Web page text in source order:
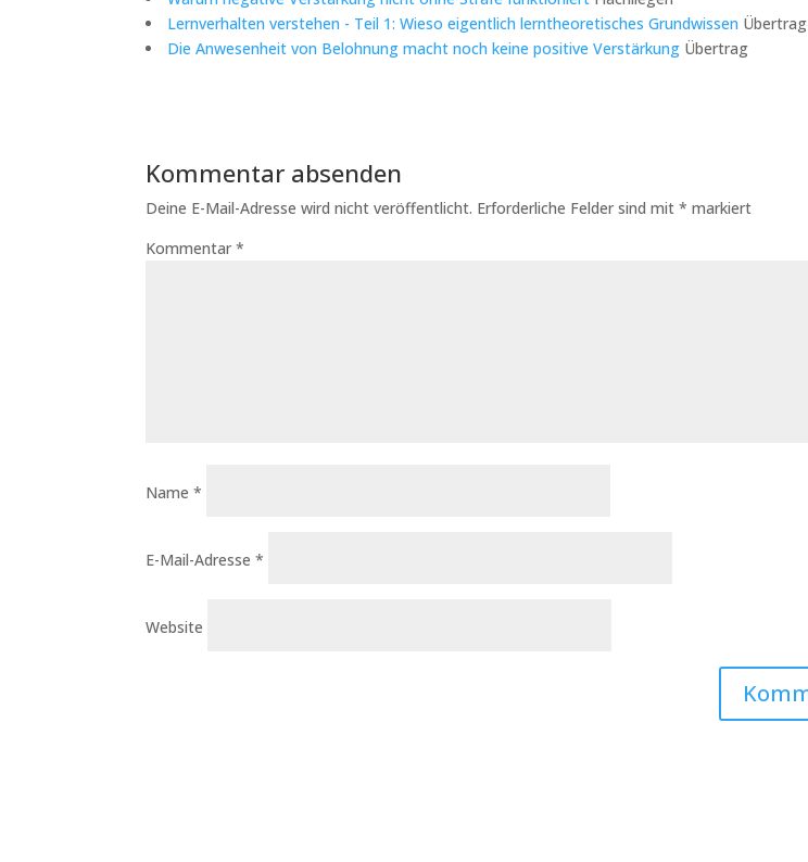
Lernverhalten verstehen - Teil 1: Wieso eigentlich lerntheoretisches Grundwissen Übertrag
Die Anwesenheit von Belohnung macht noch keine positive Verstärkung Übertrag
Kommentar absenden
Deine E-Mail-Adresse wird nicht veröffentlicht. Erforderliche Felder sind mit* markiert
Kommentar*
Name*
E-Mail-Adresse*
Website